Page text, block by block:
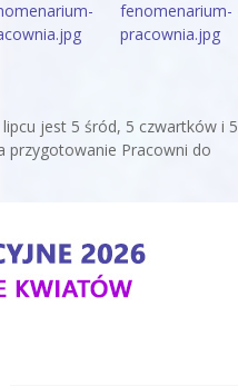
jest 5 śród, 5 czwartków i 5
przygotowanie Pracowni do